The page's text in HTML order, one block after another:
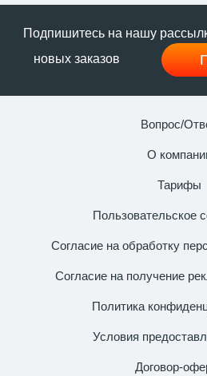
Подпишитесь на нашу
новых заказов
Вопрос/
О
Тарифы
Пользовательское
Согласие на обработку
Согласие на получение
Политика
Условия
Договор-